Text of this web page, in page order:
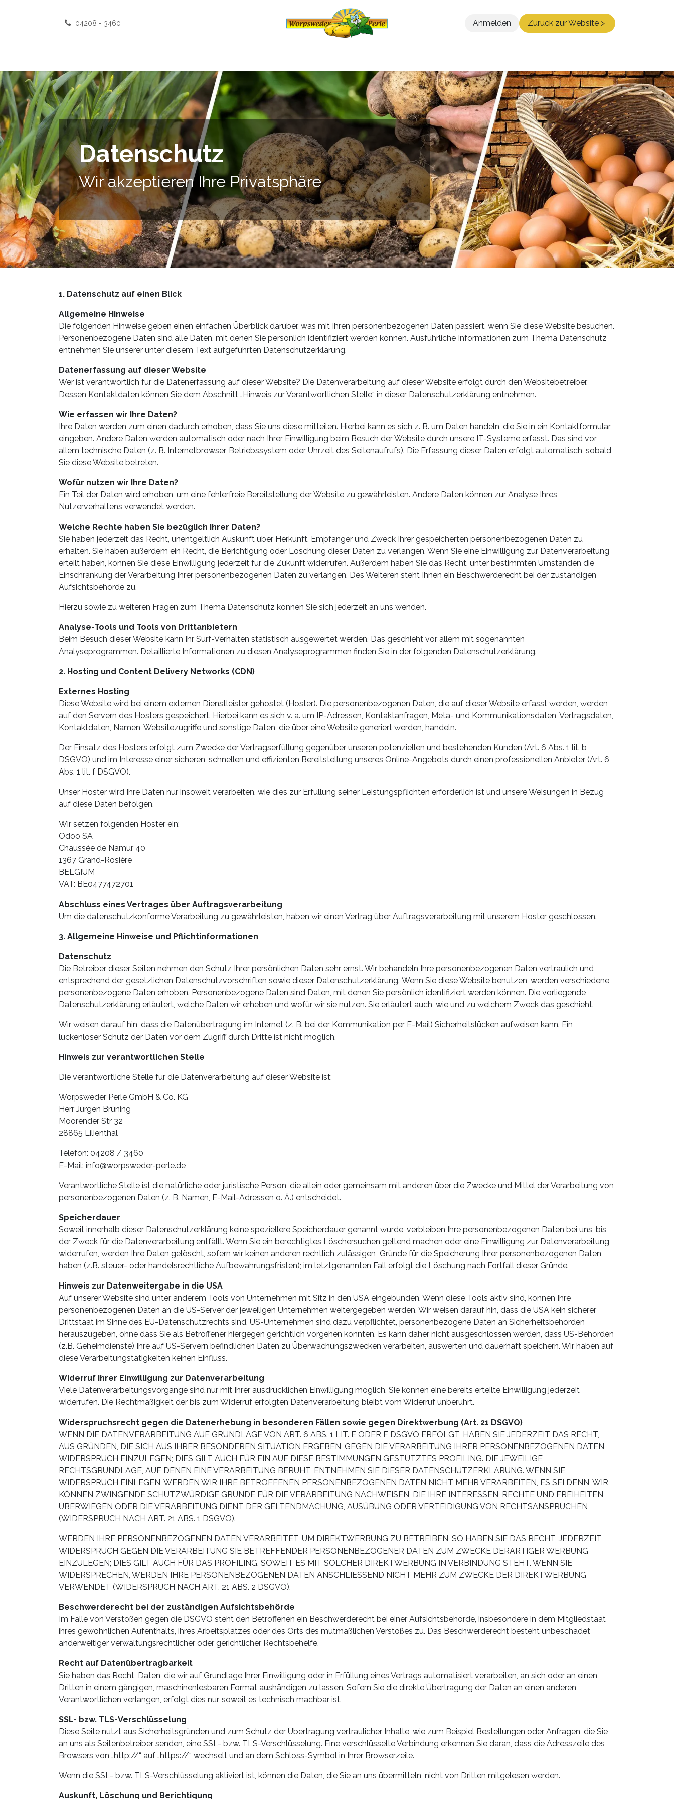
04208 - 3460 Anmelden Zurück zur Website >
Datenschutz
Wir akzeptieren Ihre Privatsphäre
1. Datenschutz auf einen Blick
Allgemeine Hinweise
Die folgenden Hinweise geben einen einfachen Überblick darüber, was mit Ihren personenbezogenen Daten passiert, wenn Sie diese Website besuchen.
Personenbezogene Daten sind alle Daten, mit denen Sie persönlich identifiziert werden können. Ausführliche Informationen zum Thema Datenschutz
entnehmen Sie unserer unter diesem Text aufgeführten Datenschutzerklärung.
Datenerfassung auf dieser Website
Wer ist verantwortlich für die Datenerfassung auf dieser Website? Die Datenverarbeitung auf dieser Website erfolgt durch den Websitebetreiber.
Dessen Kontaktdaten können Sie dem Abschnitt „Hinweis zur Verantwortlichen Stelle“ in dieser Datenschutzerklärung entnehmen.
Wie erfassen wir Ihre Daten?
Ihre Daten werden zum einen dadurch erhoben, dass Sie uns diese mitteilen. Hierbei kann es sich z. B. um Daten handeln, die Sie in ein Kontaktformular
eingeben. Andere Daten werden automatisch oder nach Ihrer Einwilligung beim Besuch der Website durch unsere IT-Systeme erfasst. Das sind vor
allem technische Daten (z. B. Internetbrowser, Betriebssystem oder Uhrzeit des Seitenaufrufs). Die Erfassung dieser Daten erfolgt automatisch, sobald
Sie diese Website betreten.
Wofür nutzen wir Ihre Daten?
Ein Teil der Daten wird erhoben, um eine fehlerfreie Bereitstellung der Website zu gewährleisten. Andere Daten können zur Analyse Ihres
Nutzerverhaltens verwendet werden.
Welche Rechte haben Sie bezüglich Ihrer Daten?
Sie haben jederzeit das Recht, unentgeltlich Auskunft über Herkunft, Empfänger und Zweck Ihrer gespeicherten personenbezogenen Daten zu
erhalten. Sie haben außerdem ein Recht, die Berichtigung oder Löschung dieser Daten zu verlangen. Wenn Sie eine Einwilligung zur Datenverarbeitung
erteilt haben, können Sie diese Einwilligung jederzeit für die Zukunft widerrufen. Außerdem haben Sie das Recht, unter bestimmten Umständen die
Einschränkung der Verarbeitung Ihrer personenbezogenen Daten zu verlangen. Des Weiteren steht Ihnen ein Beschwerderecht bei der zuständigen
Aufsichtsbehörde zu.
Hierzu sowie zu weiteren Fragen zum Thema Datenschutz können Sie sich jederzeit an uns wenden.
Analyse-Tools und Tools von Dritt­anbietern
Beim Besuch dieser Website kann Ihr Surf-Verhalten statistisch ausgewertet werden. Das geschieht vor allem mit sogenannten
Analyseprogrammen. Detaillierte Informationen zu diesen Analyseprogrammen finden Sie in der folgenden Datenschutzerklärung.
2. Hosting und Content Delivery Networks (CDN)
Externes Hosting
Diese Website wird bei einem externen Dienstleister gehostet (Hoster). Die personenbezogenen Daten, die auf dieser Website erfasst werden, werden
auf den Servern des Hosters gespeichert. Hierbei kann es sich v. a. um IP-Adressen, Kontaktanfragen, Meta- und Kommunikationsdaten, Vertragsdaten,
Kontaktdaten, Namen, Websitezugriffe und sonstige Daten, die über eine Website generiert werden, handeln.
Der Einsatz des Hosters erfolgt zum Zwecke der Vertragserfüllung gegenüber unseren potenziellen und bestehenden Kunden (Art. 6 Abs. 1 lit. b
DSGVO) und im Interesse einer sicheren, schnellen und effizienten Bereitstellung unseres Online-Angebots durch einen professionellen Anbieter (Art. 6
Abs. 1 lit. f DSGVO).
Unser Hoster wird Ihre Daten nur insoweit verarbeiten, wie dies zur Erfüllung seiner Leistungspflichten erforderlich ist und unsere Weisungen in Bezug
auf diese Daten befolgen.
Wir setzen folgenden Hoster ein:
Odoo SA
Chaussée de Namur 40
1367 Grand-Rosière
BELGIUM
VAT: BE0477472701
Abschluss eines Vertrages über Auftragsverarbeitung
Um die datenschutzkonforme Verarbeitung zu gewährleisten, haben wir einen Vertrag über Auftragsverarbeitung mit unserem Hoster geschlossen.
3. Allgemeine Hinweise und Pflicht­informationen
Datenschutz
Die Betreiber dieser Seiten nehmen den Schutz Ihrer persönlichen Daten sehr ernst. Wir behandeln Ihre personenbezogenen Daten vertraulich und
entsprechend der gesetzlichen Datenschutzvorschriften sowie dieser Datenschutzerklärung. Wenn Sie diese Website benutzen, werden verschiedene
personenbezogene Daten erhoben. Personenbezogene Daten sind Daten, mit denen Sie persönlich identifiziert werden können. Die vorliegende
Datenschutzerklärung erläutert, welche Daten wir erheben und wofür wir sie nutzen. Sie erläutert auch, wie und zu welchem Zweck das geschieht.
Wir weisen darauf hin, dass die Datenübertragung im Internet (z. B. bei der Kommunikation per E-Mail) Sicherheitslücken aufweisen kann. Ein
lückenloser Schutz der Daten vor dem Zugriff durch Dritte ist nicht möglich.
Hinweis zur verantwortlichen Stelle
Die verantwortliche Stelle für die Datenverarbeitung auf dieser Website ist:
Worpsweder Perle GmbH & Co. KG
Herr Jürgen Brüning
Moorender Str 32
28865 Lilienthal
Telefon: 04208 / 3460
E-Mail: info@worpsweder-perle.de
Verantwortliche Stelle ist die natürliche oder juristische Person, die allein oder gemeinsam mit anderen über die Zwecke und Mittel der Verarbeitung von
personenbezogenen Daten (z. B. Namen, E-Mail-Adressen o. Ä.) entscheidet.
Speicherdauer
Soweit innerhalb dieser Datenschutzerklärung keine speziellere Speicherdauer genannt wurde, verbleiben Ihre personenbezogenen Daten bei uns, bis
der Zweck für die Datenverarbeitung entfällt. Wenn Sie ein berechtigtes Löschersuchen geltend machen oder eine Einwilligung zur Datenverarbeitung
widerrufen, werden Ihre Daten gelöscht, sofern wir keinen anderen rechtlich zulässigen Gründe für die Speicherung Ihrer personenbezogenen Daten
haben (z.B. steuer- oder handelsrechtliche Aufbewahrungsfristen); im letztgenannten Fall erfolgt die Löschung nach Fortfall dieser Gründe.
Hinweis zur Datenweitergabe in die USA
Auf unserer Website sind unter anderem Tools von Unternehmen mit Sitz in den USA eingebunden. Wenn diese Tools aktiv sind, können Ihre
personenbezogenen Daten an die US-Server der jeweiligen Unternehmen weitergegeben werden. Wir weisen darauf hin, dass die USA kein sicherer
Drittstaat im Sinne des EU-Datenschutzrechts sind. US-Unternehmen sind dazu verpflichtet, personenbezogene Daten an Sicherheitsbehörden
herauszugeben, ohne dass Sie als Betroffener hiergegen gerichtlich vorgehen könnten. Es kann daher nicht ausgeschlossen werden, dass US-Behörden
(z.B. Geheimdienste) Ihre auf US-Servern befindlichen Daten zu Überwachungszwecken verarbeiten, auswerten und dauerhaft speichern. Wir haben auf
diese Verarbeitungstätigkeiten keinen Einfluss.
Widerruf Ihrer Einwilligung zur Datenverarbeitung
Viele Datenverarbeitungsvorgänge sind nur mit Ihrer ausdrücklichen Einwilligung möglich. Sie können eine bereits erteilte Einwilligung jederzeit
widerrufen. Die Rechtmäßigkeit der bis zum Widerruf erfolgten Datenverarbeitung bleibt vom Widerruf unberührt.
Widerspruchsrecht gegen die Datenerhebung in besonderen Fällen sowie gegen Direktwerbung (Art. 21 DSGVO)
WENN DIE DATENVERARBEITUNG AUF GRUNDLAGE VON ART. 6 ABS. 1 LIT. E ODER F DSGVO ERFOLGT, HABEN SIE JEDERZEIT DAS RECHT,
AUS GRÜNDEN, DIE SICH AUS IHRER BESONDEREN SITUATION ERGEBEN, GEGEN DIE VERARBEITUNG IHRER PERSONENBEZOGENEN DATEN
WIDERSPRUCH EINZULEGEN; DIES GILT AUCH FÜR EIN AUF DIESE BESTIMMUNGEN GESTÜTZTES PROFILING. DIE JEWEILIGE
RECHTSGRUNDLAGE, AUF DENEN EINE VERARBEITUNG BERUHT, ENTNEHMEN SIE DIESER DATENSCHUTZERKLÄRUNG. WENN SIE
WIDERSPRUCH EINLEGEN, WERDEN WIR IHRE BETROFFENEN PERSONENBEZOGENEN DATEN NICHT MEHR VERARBEITEN, ES SEI DENN, WIR
KÖNNEN ZWINGENDE SCHUTZWÜRDIGE GRÜNDE FÜR DIE VERARBEITUNG NACHWEISEN, DIE IHRE INTERESSEN, RECHTE UND FREIHEITEN
ÜBERWIEGEN ODER DIE VERARBEITUNG DIENT DER GELTENDMACHUNG, AUSÜBUNG ODER VERTEIDIGUNG VON RECHTSANSPRÜCHEN
(WIDERSPRUCH NACH ART. 21 ABS. 1 DSGVO).
WERDEN IHRE PERSONENBEZOGENEN DATEN VERARBEITET, UM DIREKTWERBUNG ZU BETREIBEN, SO HABEN SIE DAS RECHT, JEDERZEIT
WIDERSPRUCH GEGEN DIE VERARBEITUNG SIE BETREFFENDER PERSONENBEZOGENER DATEN ZUM ZWECKE DERARTIGER WERBUNG
EINZULEGEN; DIES GILT AUCH FÜR DAS PROFILING, SOWEIT ES MIT SOLCHER DIREKTWERBUNG IN VERBINDUNG STEHT. WENN SIE
WIDERSPRECHEN, WERDEN IHRE PERSONENBEZOGENEN DATEN ANSCHLIESSEND NICHT MEHR ZUM ZWECKE DER DIREKTWERBUNG
VERWENDET (WIDERSPRUCH NACH ART. 21 ABS. 2 DSGVO).
Beschwerde­recht bei der zuständigen Aufsichts­behörde
Im Falle von Verstößen gegen die DSGVO steht den Betroffenen ein Beschwerderecht bei einer Aufsichtsbehörde, insbesondere in dem Mitgliedstaat
ihres gewöhnlichen Aufenthalts, ihres Arbeitsplatzes oder des Orts des mutmaßlichen Verstoßes zu. Das Beschwerderecht besteht unbeschadet
anderweitiger verwaltungsrechtlicher oder gerichtlicher Rechtsbehelfe.
Recht auf Daten­übertrag­barkeit
Sie haben das Recht, Daten, die wir auf Grundlage Ihrer Einwilligung oder in Erfüllung eines Vertrags automatisiert verarbeiten, an sich oder an einen
Dritten in einem gängigen, maschinenlesbaren Format aushändigen zu lassen. Sofern Sie die direkte Übertragung der Daten an einen anderen
Verantwortlichen verlangen, erfolgt dies nur, soweit es technisch machbar ist.
SSL- bzw. TLS-Verschlüsselung
Diese Seite nutzt aus Sicherheitsgründen und zum Schutz der Übertragung vertraulicher Inhalte, wie zum Beispiel Bestellungen oder Anfragen, die Sie
an uns als Seitenbetreiber senden, eine SSL- bzw. TLS-Verschlüsselung. Eine verschlüsselte Verbindung erkennen Sie daran, dass die Adresszeile des
Browsers von „http://“ auf „https://“ wechselt und an dem Schloss-Symbol in Ihrer Browserzeile.
Wenn die SSL- bzw. TLS-Verschlüsselung aktiviert ist, können die Daten, die Sie an uns übermitteln, nicht von Dritten mitgelesen werden.
Auskunft, Löschung und Berichtigung